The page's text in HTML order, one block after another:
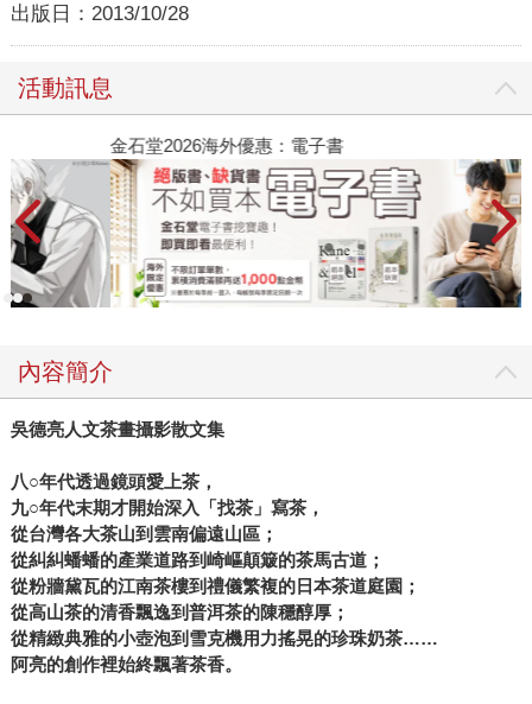
出版日： 2013/10/28
活動訊息
金石堂2026海外優惠：電子書
內容簡介
吳德亮人文茶畫攝影散文集
八○年代透過鏡頭愛上茶，
九○年代末期才開始深入「找茶」寫茶，
從台灣各大茶山到雲南偏遠山區；
從糾糾蟠蟠的產業道路到崎嶇顛簸的茶馬古道；
從粉牆黛瓦的江南茶樓到禮儀繁複的日本茶道庭園；
從高山茶的清香飄逸到普洱茶的陳穩醇厚；
從精緻典雅的小壺泡到雪克機用力搖晃的珍珠奶茶……
阿亮的創作裡始終飄著茶香。